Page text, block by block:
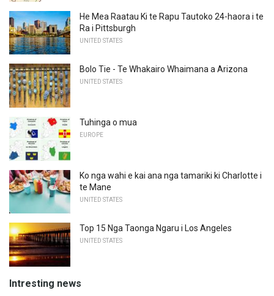
He Mea Raatau Ki te Rapu Tautoko 24-haora i te
Ra i Pittsburgh
UNITED STATES
Bolo Tie - Te Whakairo Whaimana a Arizona
UNITED STATES
Tuhinga o mua
EUROPE
Ko nga wahi e kai ana nga tamariki ki Charlotte i
te Mane
UNITED STATES
Top 15 Nga Taonga Ngaru i Los Angeles
UNITED STATES
Intresting news